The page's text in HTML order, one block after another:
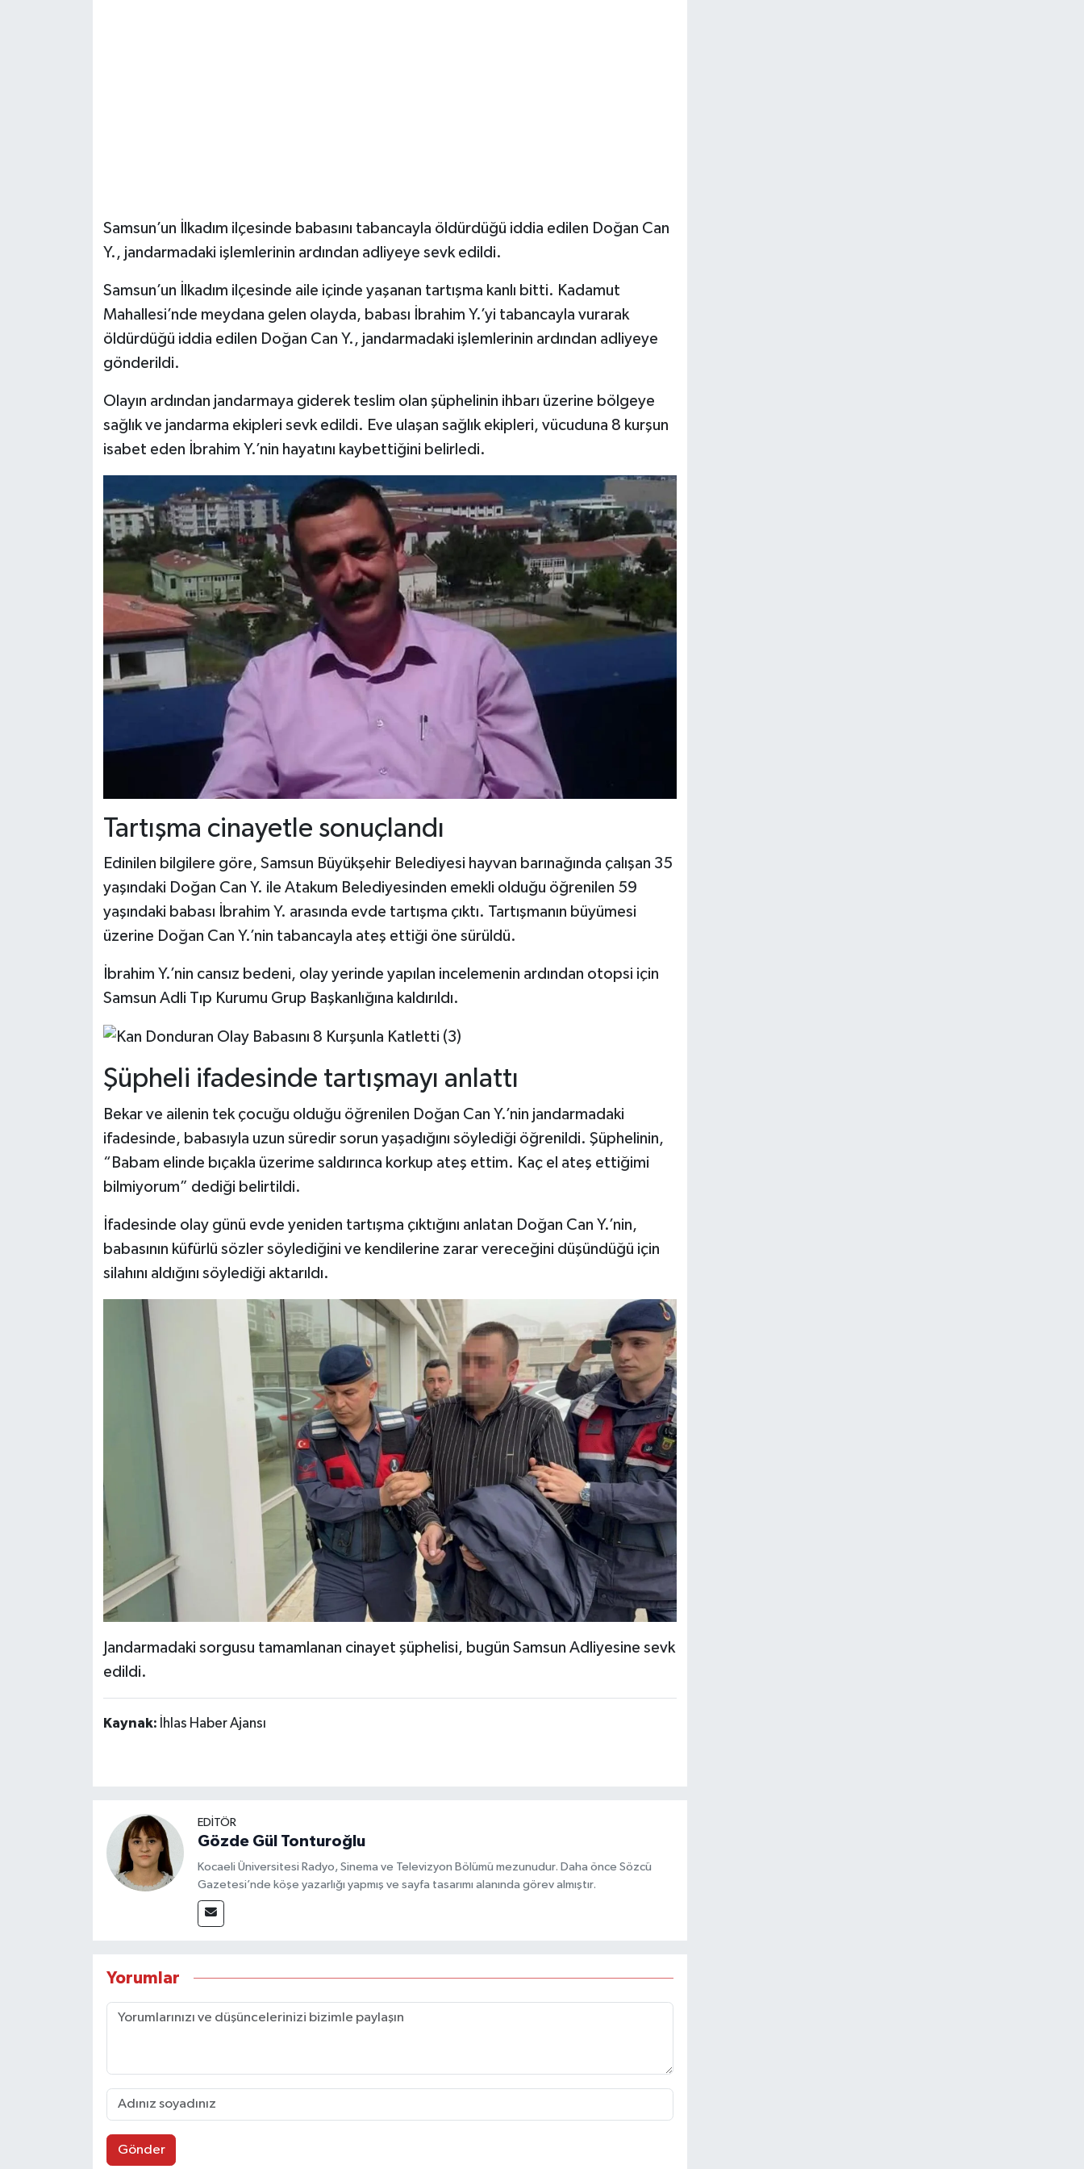
Samsun’un İlkadım ilçesinde babasını tabancayla öldürdüğü iddia edilen Doğan Can
Y., jandarmadaki işlemlerinin ardından adliyeye sevk edildi.
Samsun’un İlkadım ilçesinde aile içinde yaşanan tartışma kanlı bitti. Kadamut
Mahallesi’nde meydana gelen olayda, babası İbrahim Y.’yi tabancayla vurarak
öldürdüğü iddia edilen Doğan Can Y., jandarmadaki işlemlerinin ardından adliyeye
gönderildi.
Olayın ardından jandarmaya giderek teslim olan şüphelinin ihbarı üzerine bölgeye
sağlık ve jandarma ekipleri sevk edildi. Eve ulaşan sağlık ekipleri, vücuduna 8 kurşun
isabet eden İbrahim Y.’nin hayatını kaybettiğini belirledi.
Tartışma cinayetle sonuçlandı
Edinilen bilgilere göre, Samsun Büyükşehir Belediyesi hayvan barınağında çalışan 35
yaşındaki Doğan Can Y. ile Atakum Belediyesinden emekli olduğu öğrenilen 59
yaşındaki babası İbrahim Y. arasında evde tartışma çıktı. Tartışmanın büyümesi
üzerine Doğan Can Y.’nin tabancayla ateş ettiği öne sürüldü.
İbrahim Y.’nin cansız bedeni, olay yerinde yapılan incelemenin ardından otopsi için
Samsun Adli Tıp Kurumu Grup Başkanlığına kaldırıldı.
Şüpheli ifadesinde tartışmayı anlattı
Bekar ve ailenin tek çocuğu olduğu öğrenilen Doğan Can Y.’nin jandarmadaki
ifadesinde, babasıyla uzun süredir sorun yaşadığını söylediği öğrenildi. Şüphelinin,
“Babam elinde bıçakla üzerime saldırınca korkup ateş ettim. Kaç el ateş ettiğimi
bilmiyorum” dediği belirtildi.
İfadesinde olay günü evde yeniden tartışma çıktığını anlatan Doğan Can Y.’nin,
babasının küfürlü sözler söylediğini ve kendilerine zarar vereceğini düşündüğü için
silahını aldığını söylediği aktarıldı.
Jandarmadaki sorgusu tamamlanan cinayet şüphelisi, bugün Samsun Adliyesine sevk
edildi.
Kaynak: İhlas Haber Ajansı
EDİTÖR
Gözde Gül Tonturoğlu
Kocaeli Üniversitesi Radyo, Sinema ve Televizyon Bölümü mezunudur. Daha önce Sözcü
Gazetesi’nde köşe yazarlığı yapmış ve sayfa tasarımı alanında görev almıştır.
Yorumlar
Gönder
Ulusal Haberler
Teknoloji Haberleri
Dünya Haberleri
Yerel Haberler
Haber Arşivi